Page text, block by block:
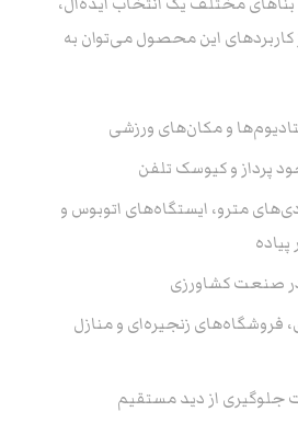
کاربردهای این محصول می‌توان به
و مکان‌های ورزشی
پرداز و کیوسک تلفن
مترو، ایستگاه‌های اتوبوس و
صنعت کشاورزی
فروشگاه‌های زنجیره‌ای و منازل
از دید مستقیم